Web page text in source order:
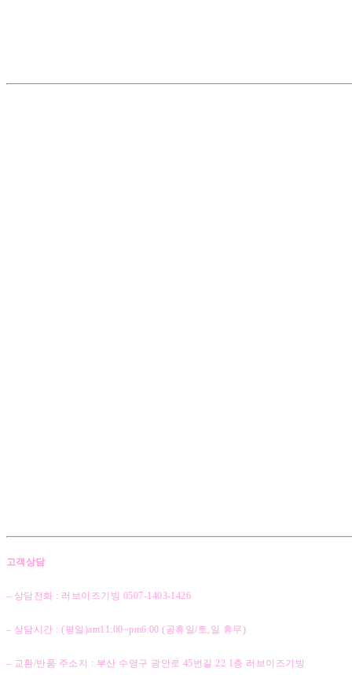
고객상담
– 상담전화 : 러브이즈기빙 0507-1403-1426
– 상담시간 : (평일)am11:00~pm6:00 (공휴일/토,일 휴무)
– 교환/반품 주소지 : 부산 수영구 광안로 45번길 22 1층 러브이즈기빙